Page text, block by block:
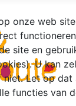
onze web
site en
U kan
Let op dat
functies van